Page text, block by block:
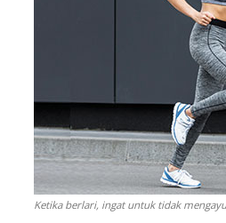
Ketika berlari, ingat untuk tidak